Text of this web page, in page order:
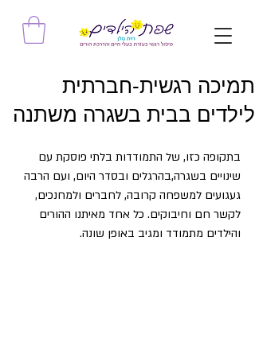
תמיכה רגשית-חברתית
לילדים בבית בשגרה משתנה
בתקופה כזו, של התמודדות בלתי פוסקת עם
שינויים בשגרה,בהרגלים ובסדר היום, ועם הרבה
געגועים למשפחה קרובה, לחברים ולמחנכים,
לקשר חם וחיבוקים. כל אחד מאיתנו ההורים
והילדים מתמודד ומגיב באופן שונה.